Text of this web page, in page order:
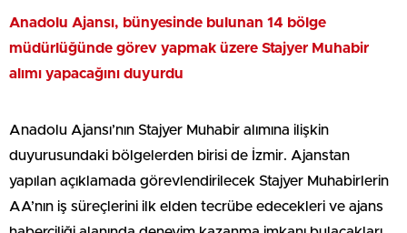
Anadolu Ajansı, bünyesinde bulunan 14 bölge
müdürlüğünde görev yapmak üzere Stajyer Muhabir
alımı yapacağını duyurdu
Anadolu Ajansı’nın Stajyer Muhabir alımına ilişkin
duyurusundaki bölgelerden birisi de İzmir. Ajanstan
yapılan açıklamada görevlendirilecek Stajyer Muhabirlerin
AA’nın iş süreçlerini ilk elden tecrübe edecekleri ve ajans